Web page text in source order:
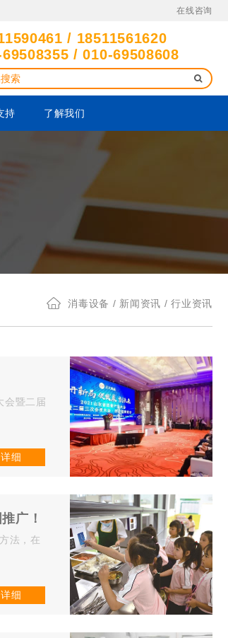
在线咨询
/ 18511561620
/ 010-69508608
持 了解我们
消毒设备 / 新闻资讯 / 行业资讯
会暨二届
细
广！
法，在
细